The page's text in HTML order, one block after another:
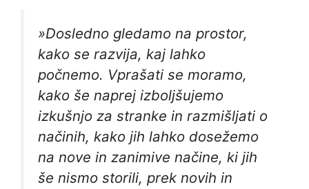
»Dosledno gledamo na prostor,
kako se razvija, kaj lahko
počnemo. Vprašati se moramo,
kako še naprej izboljšujemo
izkušnjo za stranke in razmišljati o
načinih, kako jih lahko dosežemo
na nove in zanimive načine, ki jih
še nismo storili, prek novih in